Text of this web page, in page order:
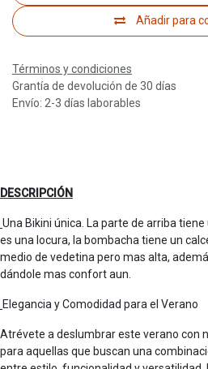
Añadir para
Términos y condiciones
Grantía de devolución de 30 días
Envío: 2-3 días laborables
DESCRIPCIÓN
Una Bikini única. La parte de arriba
es una locura, la bombacha tiene un
medio de vedetina pero mas alta,
dándole mas confort aun.
Elegancia y Comodidad para el Verano
Atrévete a deslumbrar este verano con
para aquellas que buscan una